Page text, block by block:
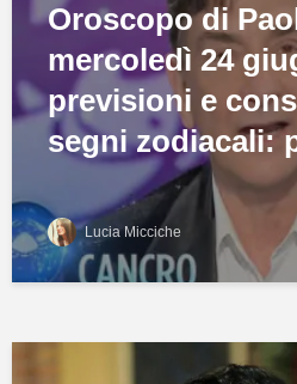
Oroscopo di
mercoledì 24
previsioni e
segni zodiacali:
Lucia Micciche